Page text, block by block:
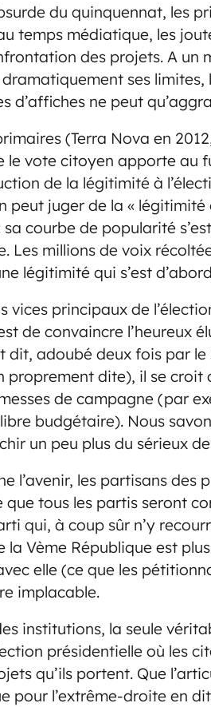
du quinquennat, les
temps médiatique, les
des projets. A un
ses
d’affiches ne peut
(Terra Nova en
le vote citoyen apporte au
de la légitimité à
peut juger de la «
sa courbe de popularité
Les millions de voix
légitimité qui s’est
vices principaux de
de convaincre l’heureux
dit, adoubé deux fois par
proprement dite), il se
de campagne (par
budgétaire). Nous
un peu plus du sérieux
l’avenir, les partisans
tous les partis seront
qui, à coup sûr n’y
la Vème République est
elle (ce que les
implacable.
institutions, la seule
présidentielle où les
qu’ils portent. Que
pour l’extrême-droite en